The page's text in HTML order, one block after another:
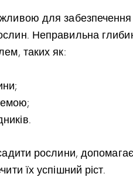
для забезпечення
Неправильна
таких як:
рослини, допомагає
їх успішний ріст.